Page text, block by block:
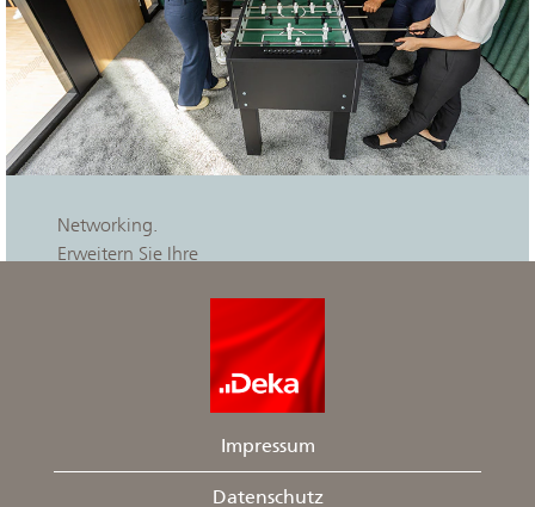
Networking.
Erweitern Sie Ihre
Impressum
Datenschutz